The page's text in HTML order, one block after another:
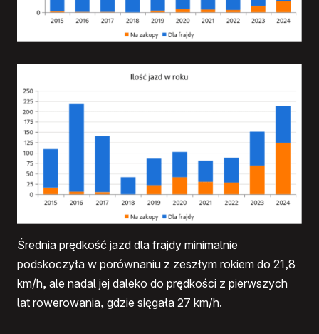
Średnia prędkość jazd dla frajdy minimalnie
podskoczyła w porównaniu z zeszłym rokiem do 21,8
km/h, ale nadal jej daleko do prędkości z pierwszych
lat rowerowania, gdzie sięgała 27 km/h.